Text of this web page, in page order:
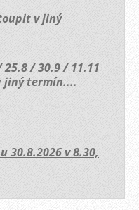
v jiný
/ 30.9 / 11.11
jiný termín....
30.8.2026 v 8.30,